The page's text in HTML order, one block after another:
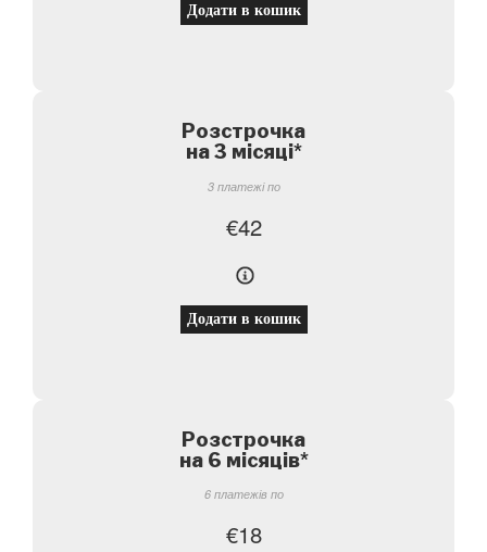
Додати в кошик
Розстрочка
на 3 місяці*
3 платежі по
€42
Додати в кошик
Розстрочка
на 6 місяців*
6 платежів по
€18